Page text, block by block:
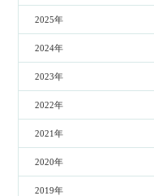
2025年
2024年
2023年
2022年
2021年
2020年
2019年